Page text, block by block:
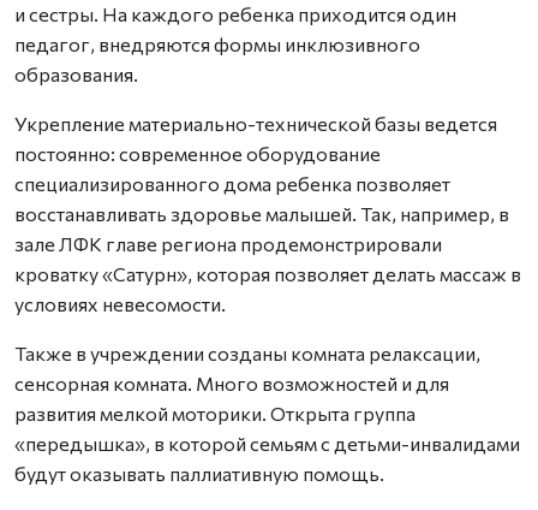
и сестры. На каждого ребенка приходится один
педагог, внедряются формы инклюзивного
образования.
Укрепление материально-технической базы ведется
постоянно: современное оборудование
специализированного дома ребенка позволяет
восстанавливать здоровье малышей. Так, например, в
зале ЛФК главе региона продемонстрировали
кроватку «Сатурн», которая позволяет делать массаж в
условиях невесомости.
Также в учреждении созданы комната релаксации,
сенсорная комната. Много возможностей и для
развития мелкой моторики. Открыта группа
«передышка», в которой семьям с детьми-инвалидами
будут оказывать паллиативную помощь.